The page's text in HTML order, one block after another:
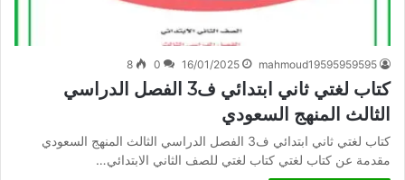
mahmoud19595959595
16/01/2025
0
8
كتاب لغتي ثاني ابتدائي ف3 الفصل الدراسي
الثالث المنهج السعودي
كتاب لغتي ثاني ابتدائي ف3 الفصل الدراسي الثالث المنهج السعودي
مقدمة عن كتاب لغتي كتاب لغتي للصف الثاني الابتدائي…